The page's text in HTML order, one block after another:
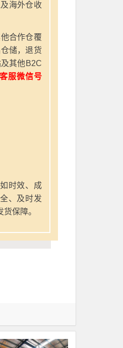
海外仓收
合作仓覆
储，退货
其他B2C
服微信号
时效、成
、及时发
保障。